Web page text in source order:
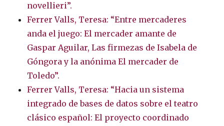
novellieri”.
Ferrer Valls, Teresa: “Entre mercaderes
anda el juego: El mercader amante de
Gaspar Aguilar, Las firmezas de Isabela de
Góngora y la anónima El mercader de
Toledo”.
Ferrer Valls, Teresa: “Hacia un sistema
integrado de bases de datos sobre el teatro
clásico español: El proyecto coordinado